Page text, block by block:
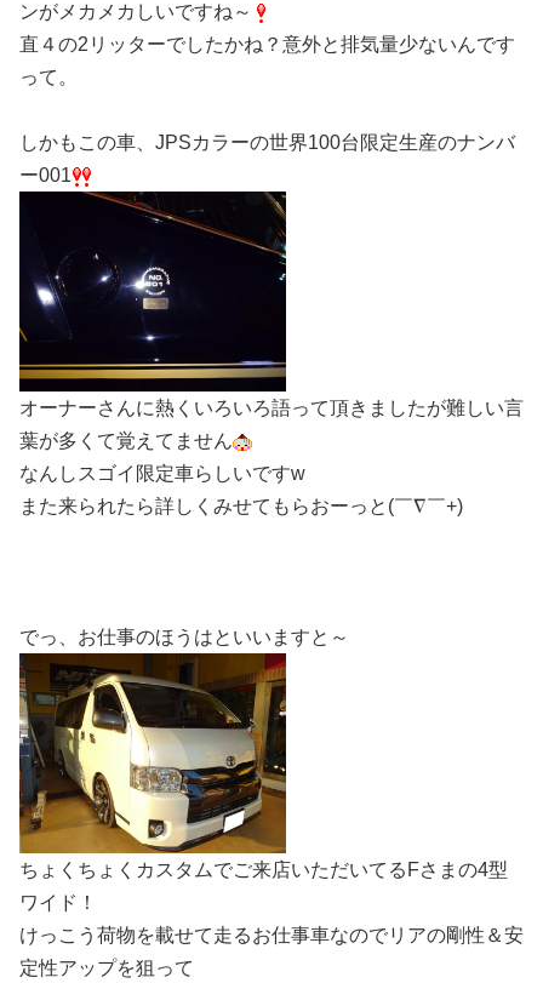
ンがメカメカしいですね～
直４の2リッターでしたかね？意外と排気量少ないんです
って。
しかもこの車、JPSカラーの世界100台限定生産のナンバ
ー001
オーナーさんに熱くいろいろ語って頂きましたが難しい言
葉が多くて覚えてません
なんしスゴイ限定車らしいですw
また来られたら詳しくみせてもらおーっと (￣∇￣+)
でっ、お仕事のほうはといいますと～
ちょくちょくカスタムでご来店いただいてるFさまの4型
ワイド！
けっこう荷物を載せて走るお仕事車なのでリアの剛性＆安
定性アップを狙って